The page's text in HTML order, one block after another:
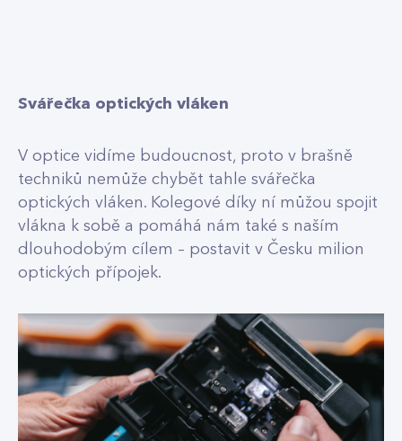
Svářečka optických vláken
V optice vidíme budoucnost, proto v brašně
techniků nemůže chybět tahle svářečka
optických vláken. Kolegové díky ní můžou spojit
vlákna k sobě a pomáhá nám také s naším
dlouhodobým cílem – postavit v Česku milion
optických přípojek.